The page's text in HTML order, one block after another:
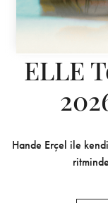
ELLE
Hande Erçel ile